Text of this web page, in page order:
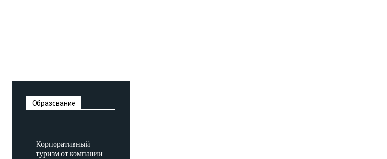
Образование
Корпоративный
туризм от компании